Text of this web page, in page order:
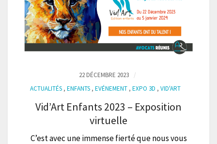
22 DÉCEMBRE 2023
ACTUALITÉS, ENFANTS, EVÉNEMENT, EXPO 3D , VID'ART
Vid’Art Enfants 2023 – Exposition
virtuelle
C’est avec une immense fierté que nous vous